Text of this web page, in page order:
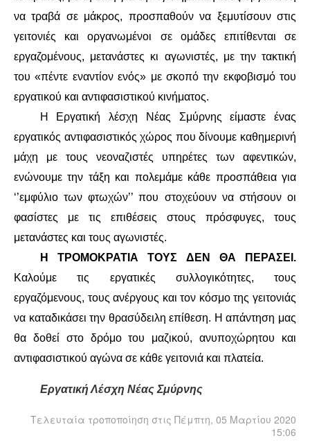
ΑΣΊΑ / ΩΚΕΑΝΊΑ
ΑΦΡΙΚΉ
ΕΡΓΑΤΙΚΌ ΚΊΝΗΜΑ
ΚΙΝΗΤΟΠΟΙΉΣΕΙΣ
ΕΙΔΉΣΕΙΣ
ΑΝΑΚΟΙΝΏΣΕΙΣ
ΑΝΑΛΎΣΕΙΣ
ΚΙΝΉΜΑΤΑ
ΚΙΝΗΤΟΠΟΙΉΣΕΙΣ
ΕΙΔΉΣΕΙΣ
ΑΝΑΚΟΙΝΏΣΕΙΣ
ΝΕΟΛΑΊΑ
να τραβά σε μάκρος, προσπαθούν να ξεμυτίσουν στις
γειτονιές και οργανωμένοι σε ομάδες επιτίθενται σε
εργαζομένους, μετανάστες κι αγωνιστές, με την τακτική
του «πέντε εναντίον ενός» με σκοπό την εκφοβισμό του
εργατικού και αντιφασιστικού κινήματος.
Η Εργατική λέσχη Νέας Σμύρνης είμαστε ένας
εργατικός αντιφασιστικός χώρος που δίνουμε καθημερινή
μάχη με τους νεοναζιστές υπηρέτες των αφεντικών,
ενώνουμε την τάξη και πολεμάμε κάθε προσπάθεια για
‘’εμφύλιο των φτωχών’’ που στοχεύουν να στήσουν οι
φασίστες με τις επιθέσεις στους πρόσφυγες, τους
μετανάστες και τους αγωνιστές.
Η ΤΡΟΜΟΚΡΑΤΙΑ ΤΟΥΣ ΔΕΝ ΘΑ ΠΕΡΑΣΕΙ.
Καλούμε τις εργατικές συλλογικότητες, τους
εργαζόμενους, τους ανέργους και τον κόσμο της γειτονιάς
να καταδικάσει την θρασύδειλη επίθεση. Η απάντηση μας
θα δοθεί στο δρόμο του μαζικού, ανυποχώρητου και
αντιφασιστικού αγώνα σε κάθε γειτονιά και πλατεία.
Εργατική Λέσχη Νέας Σμύρνης
Τελευταία τροποποίηση στις Πέμπτη, 05 Μαρτίου 2020
15:06